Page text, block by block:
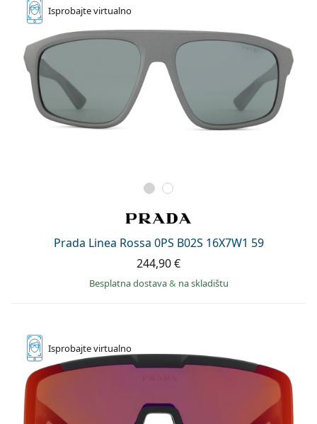
Isprobajtevirtualno
Prada Linea Rossa 0PS B02S 16X7W1 59
244,90 €
Besplatna dostava& na skladištu
Isprobajtevirtualno